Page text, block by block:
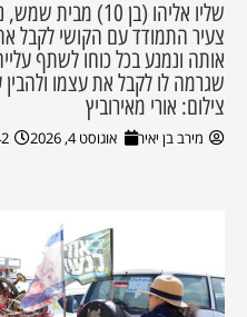
שליו אליהו (בן
צעיר התמודד עם הקושי לקבל
אותה ונמנע בכל כוחו לשתף
שגרמה לו לקבל את עצמו
צילום: אורי מאירוביץ
מירב בן יאיר אוגוסט 4, 2026